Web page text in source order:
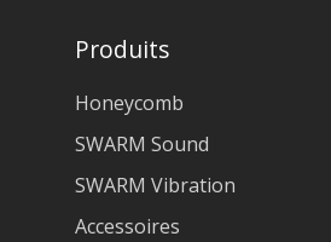
Produits
Honeycomb
SWARM Sound
SWARM Vibration
Accessoires